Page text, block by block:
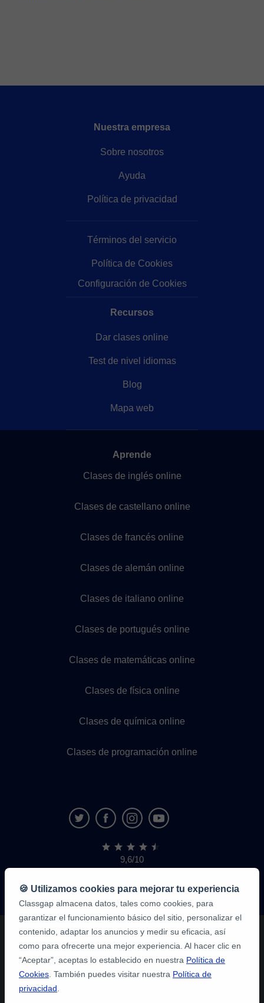
Nuestra empresa
Sobre nosotros
Ayuda
Política de privacidad
Términos del servicio
Política de Cookies
Configuración de Cookies
Recursos
Dar clases online
Test de nivel idiomas
Blog
Mapa web
Aprende
Clases de inglés online
Clases de castellano online
Clases de francés online
Clases de alemán online
Clases de italiano online
Clases de portugués online
Clases de matemáticas online
Clases de física online
Clases de química online
Clases de programación online
9,6/10
1.339.284
de
alumnos
🍪 Utilizamos cookies para mejorar tu experiencia
Classgap almacena datos, tales como cookies, para
garantizar el funcionamiento básico del sitio, personalizar el
contenido, adaptar los anuncios y medir su eficacia, así
como para ofrecerte una mejor experiencia. Al hacer clic en
“Aceptar”, aceptas lo establecido en nuestra Política de
Cookies . También puedes visitar nuestra Política de
privacidad